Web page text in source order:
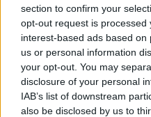
section to confirm your
opt-out request is processed
interest-based ads based
us or personal information
your opt-out. You may
disclosure of your personal
IAB’s list of downstream
also be disclosed by us to
Του Μιχάλη
Πι Τζέι Τάκεραποφάσισε
Ανακοίνωσε πως σταματάει
αφήνοντας πίσω του μία